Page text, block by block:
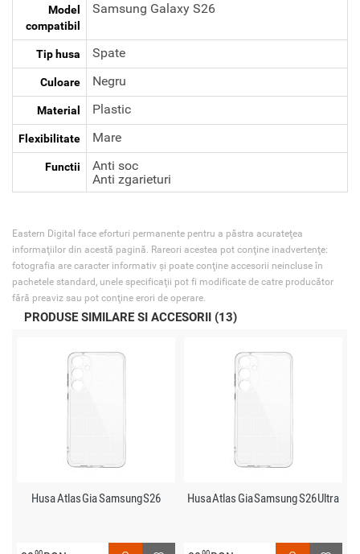
Model
compatibil
Samsung Galaxy S26
Tip husa Spate
Culoare Negru
Material Plastic
Flexibilitate Mare
Functii
Anti soc
Anti zgarieturi
Eastern Digital face eforturi permanente pentru a păstra acurateţea
informaţiilor din acestă pagină. Rareori acestea pot conţine inadvertenţe:
fotografia are caracter informativ şi poate conţine accesorii neincluse în
pachetele standard, unele specificaţii pot fi modificate de catre producător
fără preaviz sau pot conţine erori de operare.
PRODUSE SIMILARE SI ACCESORII (13)
Husa Atlas Gia Samsung S26 Husa Atlas Gia Samsung S26 Ultra